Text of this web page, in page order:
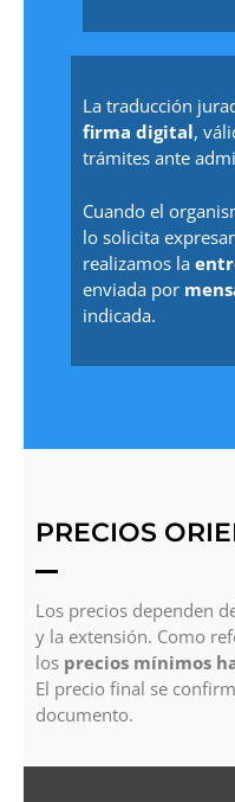
La traducción
firma digital,
trámites ante
Cuando el
lo solicita
realizamos la
enviada por
indicada.
PRECIOS
Los precios dependen
y la extensión. Como
los precios mínimos
El precio final se
documento.